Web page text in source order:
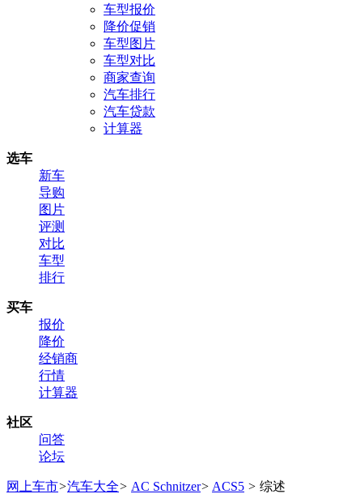
车型报价
降价促销
车型图片
车型对比
商家查询
汽车排行
汽车贷款
计算器
选车
新车
导购
图片
评测
对比
车型
排行
买车
报价
降价
经销商
行情
计算器
社区
问答
论坛
网上车市>汽车大全> AC Schnitzer> ACS5 > 综述